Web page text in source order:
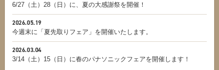
6/27（土）28（日）に、夏の大感謝祭を開催！
2026.05.19
今週末に「夏先取りフェア」を開催いたします。
2026.03.04
3/14（土）15（日）に春のパナソニックフェアを開催します！